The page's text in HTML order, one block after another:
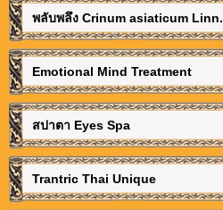
พลับพลึง Crinum asiaticum Linn.
Emotional Mind Treatment
สปาตา Eyes Spa
Trantric Thai Unique